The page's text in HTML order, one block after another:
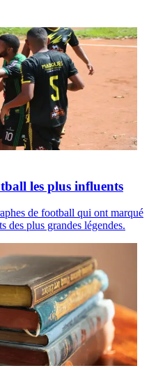
les plus influents
de football qui ont marqué
des plus grandes légendes.